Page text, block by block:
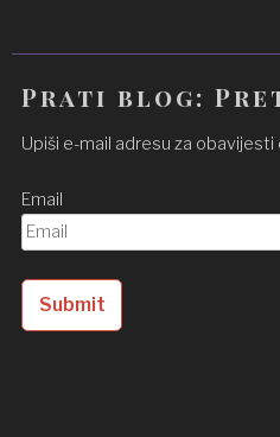
Prati blog:
Upiši e-mail adresu za
Email